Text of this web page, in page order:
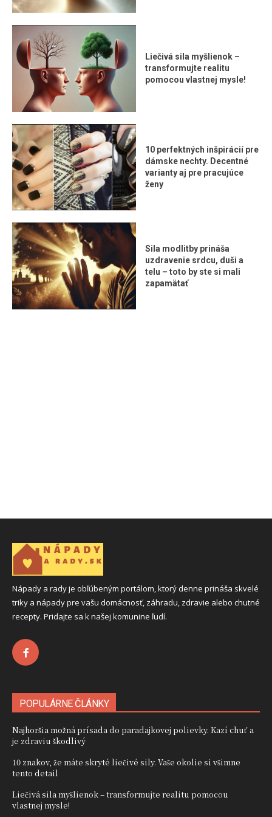
Liečivá sila myšlienok –
transformujte realitu
pomocou vlastnej mysle!
10 perfektných inšpirácií pre
dámske nechty. Decentné
varianty aj pre pracujúce
ženy
Sila modlitby prináša
uzdravenie srdcu, duši a
telu – toto by ste si mali
zapamätať
Nápady a rady je obľúbeným portálom, ktorý denne prináša skvelé
triky a nápady pre vašu domácnosť, záhradu, zdravie alebo chutné
recepty. Pridajte sa k našej komunine ľudí.
POPULÁRNE ČLÁNKY
Najhoršia možná prísada do paradajkovej polievky. Kazí chuť a
je zdraviu škodlivý
10 znakov, že máte skryté liečivé sily. Vaše okolie si všimne
tento detail
Liečivá sila myšlienok – transformujte realitu pomocou
vlastnej mysle!